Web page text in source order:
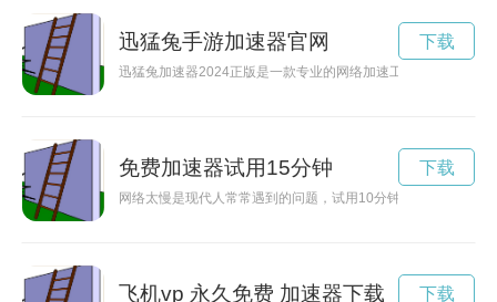
迅猛兔手游加速器官网
迅猛兔加速器2024正版是一款专业的网络加速工具，能够让用
下载
免费加速器试用15分钟
网络太慢是现代人常常遇到的问题，试用10分钟加速器可以有
下载
飞机vp 永久免费 加速器下载 下载